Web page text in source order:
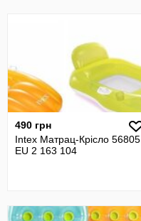
490 грн
Intex Матрац-Крісло 56805
EU 2 163 104